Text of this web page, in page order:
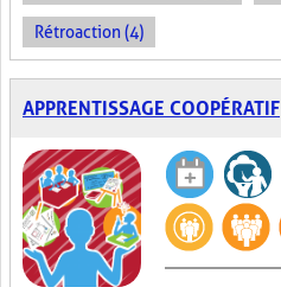
Rétroaction (4)
APPRENTISSAGE COOPÉRATIF